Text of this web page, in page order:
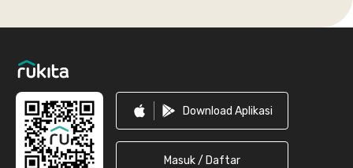
Download Aplikasi
Masuk / Daftar